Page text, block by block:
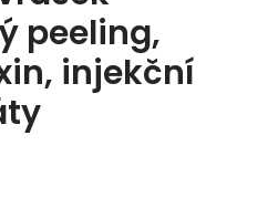
peeling,
injekční